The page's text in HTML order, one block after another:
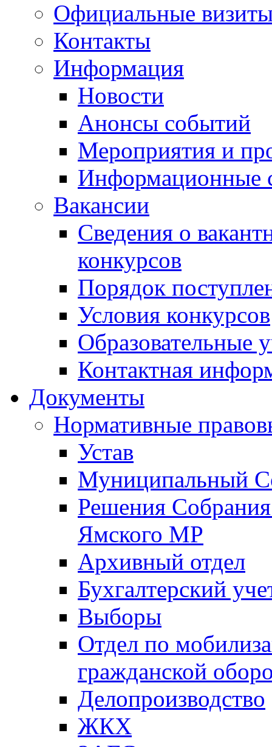
Официальные
Контакты
Информация
Новости
Анонсы событий
Мероприятия и
Информационные
Вакансии
Сведения о
конкурсов
Порядок
Условия конкурсов
Образовательные
Контактная
Документы
Нормативные
Устав
Муниципальный
Решения
Ямского МР
Архивный отдел
Бухгалтерский
Выборы
Отдел по
гражданской
Делопроизводство
ЖКХ